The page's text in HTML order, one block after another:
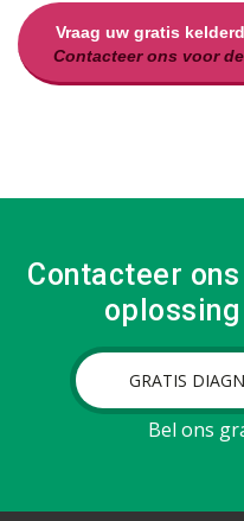
Vraag uw gratis
Contacteer ons voor
Contacteer
GRATIS
Bel ons